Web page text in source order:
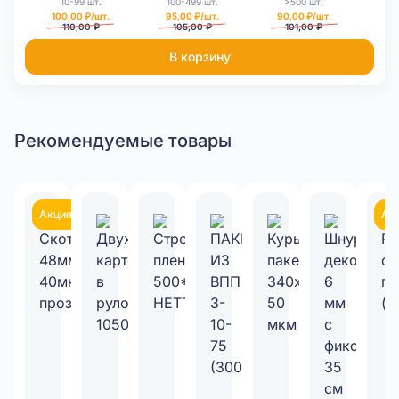
100,00 ₽/шт.
110,00 ₽
95,00 ₽/шт.
105,00 ₽
90,00 ₽/шт.
101,00 ₽
В корзину
Рекомендуемые товары
Акция